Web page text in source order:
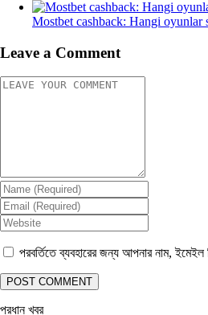
Mostbet cashback: Hangi oyunlar
Leave a Comment
পরবর্তিতে ব্যবহারের জন্য আপনার নাম, ইমেইল
প্রধান খবর